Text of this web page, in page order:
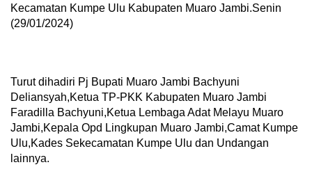
Kecamatan Kumpe Ulu Kabupaten Muaro Jambi.Senin
(29/01/2024)
Turut dihadiri Pj Bupati Muaro Jambi Bachyuni
Deliansyah,Ketua TP-PKK Kabupaten Muaro Jambi
Faradilla Bachyuni,Ketua Lembaga Adat Melayu Muaro
Jambi,Kepala Opd Lingkupan Muaro Jambi,Camat Kumpe
Ulu,Kades Sekecamatan Kumpe Ulu dan Undangan
lainnya.